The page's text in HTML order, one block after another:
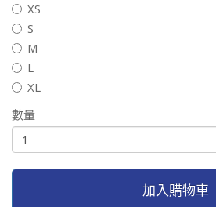
XS
S
M
L
XL
數量
加入購物車